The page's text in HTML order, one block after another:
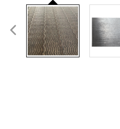
коммерческое
предложение